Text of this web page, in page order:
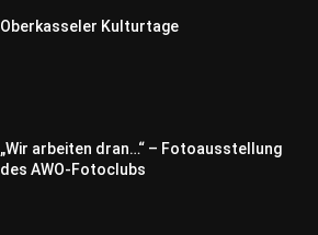
Oberkasseler Kulturtage
„Wir arbeiten dran…“ – Fotoausstellung
des AWO-Fotoclubs